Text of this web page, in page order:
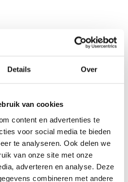
Details Over
van cookies
content en advertenties te
voor social media te bieden
te analyseren. Ook delen we
van onze site met onze
adverteren en analyse. Deze
combineren met andere
ISO 20345